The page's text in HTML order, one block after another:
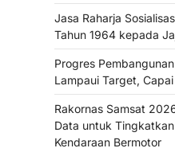
Jasa Raharja
Tahun 1964 kepada
Progres
Lampaui Target,
Rakornas Samsat
Data untuk
Kendaraan Bermotor